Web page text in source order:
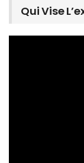
Qui Vise